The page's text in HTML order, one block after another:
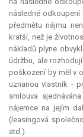
následné odkoupení
předmětu nájmu
kratší, než je
nákladů plyne
údržbu, ale
poškození by měl v
uznanou vlastník -
smlouva
nájemce na jejím
(leasingová
atd.).